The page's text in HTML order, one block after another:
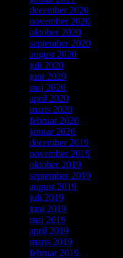
december 2020
november 2020
oktober 2020
september 2020
august 2020
juli 2020
juni 2020
maj 2020
april 2020
marts 2020
februar 2020
januar 2020
december 2019
november 2019
oktober 2019
september 2019
august 2019
juli 2019
juni 2019
maj 2019
april 2019
marts 2019
februar 2019